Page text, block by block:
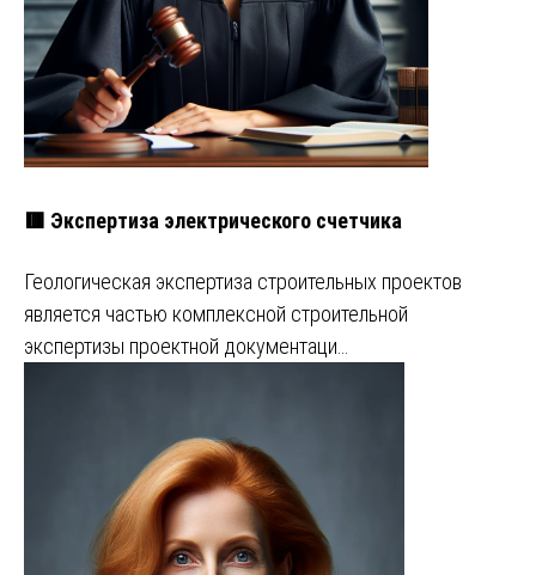
🟥 Экспертиза электрического счетчика
Геологическая экспертиза строительных проектов
является частью комплексной строительной
экспертизы проектной документаци…